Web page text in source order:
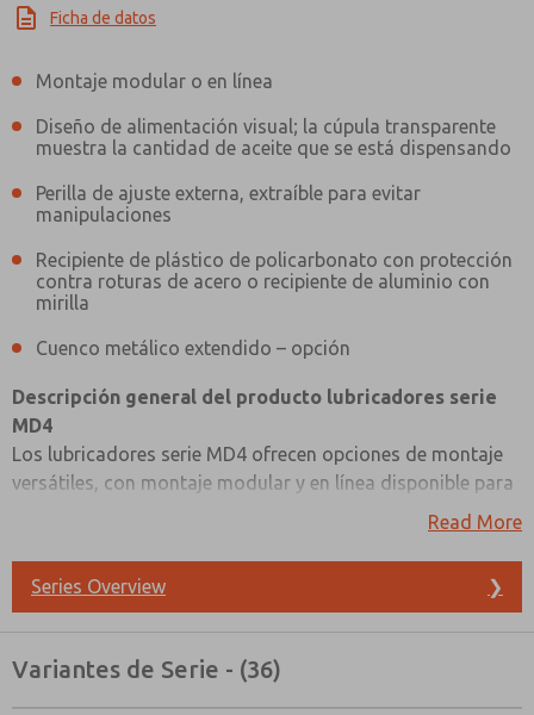
Ficha de datos
Montaje modular o en línea
Diseño de alimentación visual; la cúpula transparente
muestra la cantidad de aceite que se está dispensando
Perilla de ajuste externa, extraíble para evitar
manipulaciones
Recipiente de plástico de policarbonato con protección
contra roturas de acero o recipiente de aluminio con
mirilla
Cuenco metálico extendido – opción
Descripción general del producto lubricadores serie
MD4
Los lubricadores serie MD4 ofrecen opciones de montaje
versátiles, con montaje modular y en línea disponible para
una fácil integración en su sistema. Estos lubricadores
transparente permite una visión clara del aceite que se
dispensa, lo que garantiza un control eficiente de la
Para facilitar los ajustes y mantener resistencia a la
Read More
Series Overview ❯
Variantes de Serie - (36)
¿Método de Contacto Preferido?